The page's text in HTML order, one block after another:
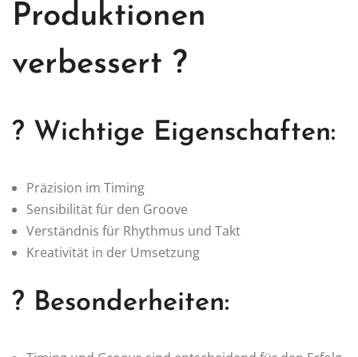
Produktionen
verbessert ?
? Wichtige Eigenschaften:
Präzision im Timing
Sensibilität für den Groove
Verständnis für Rhythmus und Takt
Kreativität in der Umsetzung
? Besonderheiten: